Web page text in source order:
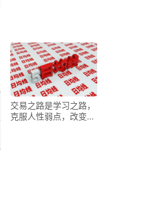
交易之路是学习之路，
克服人性弱点，改变观